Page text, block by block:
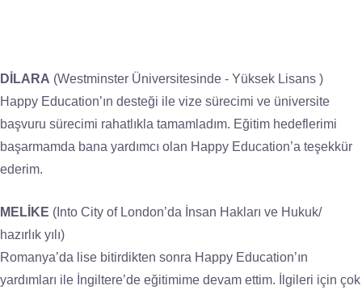
DİLARA (Westminster Üniversitesinde - Yüksek Lisans )
Happy Education’ın desteği ile vize sürecimi ve üniversite
başvuru sürecimi rahatlıkla tamamladım. Eğitim hedeflerimi
başarmamda bana yardımcı olan Happy Education’a teşekkür
ederim.
MELİKE (Into City of London’da İnsan Hakları ve Hukuk/
hazırlık yılı)
Romanya’da lise bitirdikten sonra Happy Education’ın
yardımları ile İngiltere’de eğitimime devam ettim. İlgileri için çok